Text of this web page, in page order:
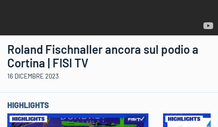
Roland Fischnaller ancora sul podio a
Cortina | FISI TV
16 DICEMBRE 2023
HIGHLIGHTS